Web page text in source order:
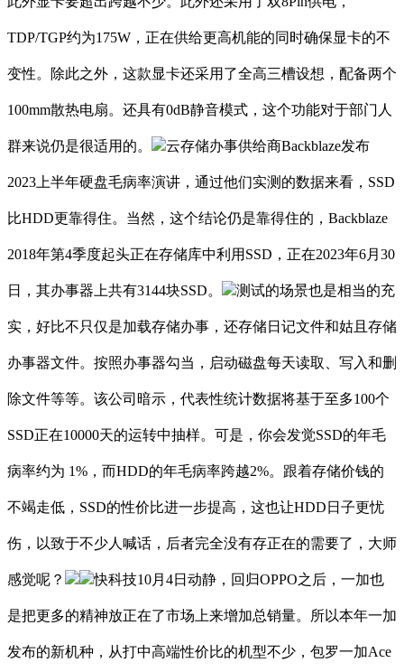
TDP/TGP约为175W，正在供给更高机能的同时确保显卡的不
变性。除此之外，这款显卡还采用了全高三槽设想，配备两个
100mm散热电扇。还具有0dB静音模式，这个功能对于部门人
群来说仍是很适用的。 云存储办事供给商Backblaze发布
2023上半年硬盘毛病率演讲，通过他们实测的数据来看，SSD
比HDD更靠得住。当然，这个结论仍是靠得住的，Backblaze
2018年第4季度起头正在存储库中利用SSD，正在2023年6月30
日，其办事器上共有3144块SSD。 测试的场景也是相当的充
实，好比不只仅是加载存储办事，还存储日记文件和姑且存储
办事器文件。按照办事器勾当，启动磁盘每天读取、写入和删
除文件等等。该公司暗示，代表性统计数据将基于至多100个
SSD正在10000天的运转中抽样。可是，你会发觉SSD的年毛
病率约为 1%，而HDD的年毛病率跨越2%。跟着存储价钱的
不竭走低，SSD的性价比进一步提高，这也让HDD日子更忧
伤，以致于不少人喊话，后者完全没有存正在的需要了，大师
感觉呢？ 快科技10月4日动静，回归OPPO之后，一加也
是把更多的精神放正在了市场上来增加总销量。所以本年一加
发布的新机种，从打中高端性价比的机型不少，包罗一加Ace